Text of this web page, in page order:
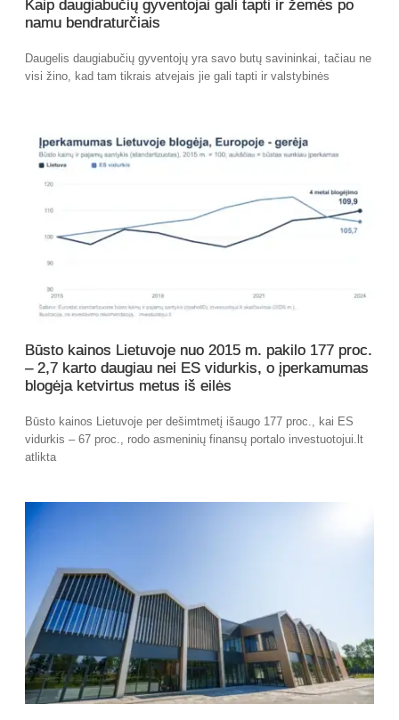
Kaip daugiabučių gyventojai gali tapti ir žemės po
namu bendraturčiais
Daugelis daugiabučių gyventojų yra savo butų savininkai, tačiau ne
visi žino, kad tam tikrais atvejais jie gali tapti ir valstybinės
Būsto kainos Lietuvoje nuo 2015 m. pakilo 177 proc.
– 2,7 karto daugiau nei ES vidurkis, o įperkamumas
blogėja ketvirtus metus iš eilės
Būsto kainos Lietuvoje per dešimtmetį išaugo 177 proc., kai ES
vidurkis – 67 proc., rodo asmeninių finansų portalo investuotojui.lt
atlikta